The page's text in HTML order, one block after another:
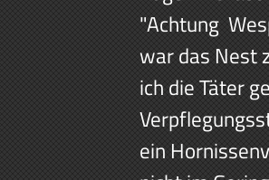
"Achtung
war das Nest
ich die Täter
ein